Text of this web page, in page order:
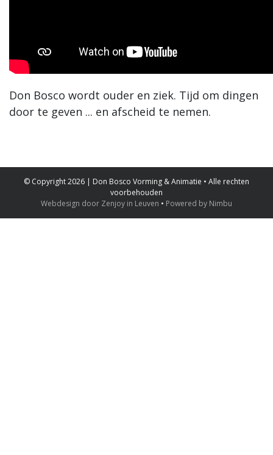
Don Bosco wordt ouder en ziek. Tijd om dingen
door te geven ... en afscheid te nemen.
© Copyright 2026 | Don Bosco Vorming & Animatie • Alle rechten
voorbehouden
Webdesign door Zenjoy in Leuven • Powered by Nimbu